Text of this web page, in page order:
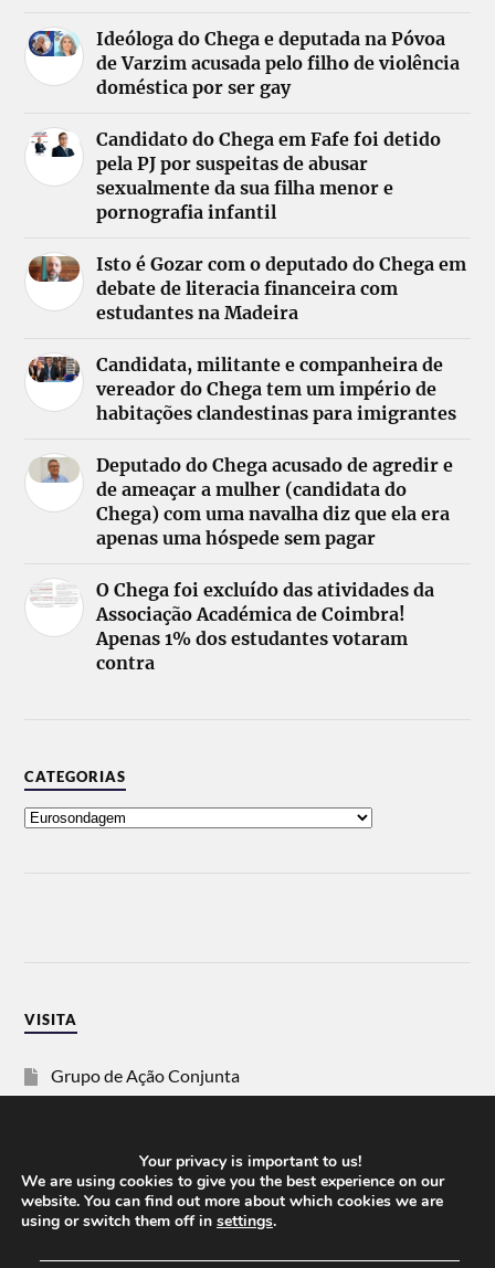
Ideóloga do Chega e deputada na Póvoa
de Varzim acusada pelo filho de violência
doméstica por ser gay
Candidato do Chega em Fafe foi detido
pela PJ por suspeitas de abusar
sexualmente da sua filha menor e
pornografia infantil
Isto é Gozar com o deputado do Chega em
debate de literacia financeira com
estudantes na Madeira
Candidata, militante e companheira de
vereador do Chega tem um império de
habitações clandestinas para imigrantes
Deputado do Chega acusado de agredir e
de ameaçar a mulher (candidata do
Chega) com uma navalha diz que ela era
apenas uma hóspede sem pagar
O Chega foi excluído das atividades da
Associação Académica de Coimbra!
Apenas 1% dos estudantes votaram
contra
CATEGORIAS
VISITA
Grupo de Ação Conjunta
Vida Justa
dezanove
Your privacy is important to us!
We are using cookies to give you the best experience on our
website. You can find out more about which cookies we are
using or switch them off in settings.
──────────────────────────────────────